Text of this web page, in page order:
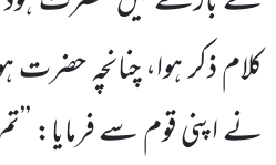
کلام ذکر ہوا، چنانچہ حضرت
نے اپنی قوم سے فرمایا: